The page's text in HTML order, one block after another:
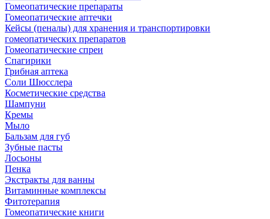
Гомеопатические препараты
Гомеопатические аптечки
Кейсы (пеналы) для хранения и транспортировки
гомеопатических препаратов
Гомеопатические спреи
Спагирики
Грибная аптека
Соли Шюсслера
Косметические средства
Шампуни
Кремы
Мыло
Бальзам для губ
Зубные пасты
Лосьоны
Пенка
Экстракты для ванны
Витаминные комплексы
Фитотерапия
Гомеопатические книги